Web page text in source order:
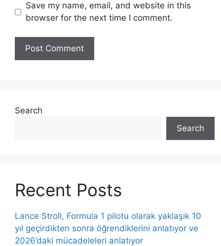
Save my name, email, and website in this
browser for the next time I comment.
Search
Search
Recent Posts
Lance Stroll, Formula 1 pilotu olarak yaklaşık 10
yıl geçirdikten sonra öğrendiklerini anlatıyor ve
2026’daki mücadeleleri anlatıyor